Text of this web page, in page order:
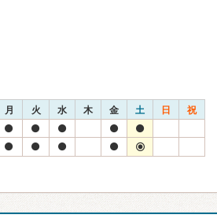
月 火 水 木 金 土 日 祝